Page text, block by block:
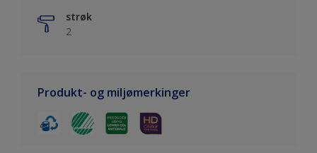
strøk
2
Produkt- og miljømerkinger